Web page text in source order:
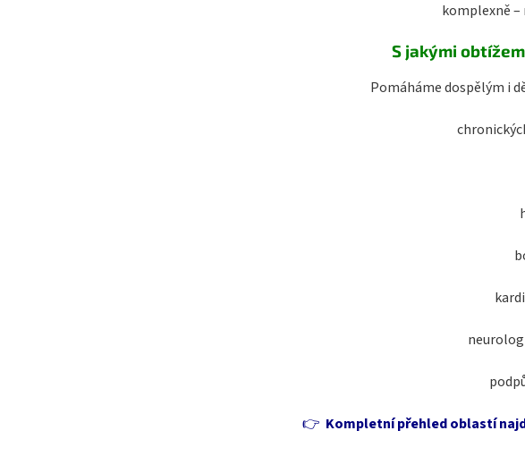
komplexně –
S jakými
Pomáháme dospělým i
👉 Kompletní přehled oblastí